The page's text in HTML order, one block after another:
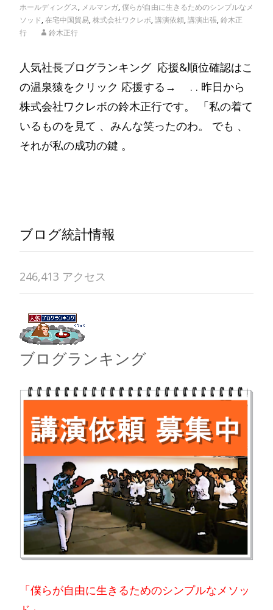
ホールディングス, メルマンガ,僕らが自由に生きるためのシンプルなメ
ソッド,在宅中国貿易,株式会社ワクレボ,講演依頼,講演出張,鈴木正
行
鈴木正行
人気社長ブログランキング 応援&順位確認はこ
の温泉猿をクリック 応援する→ . . 昨日から
株式会社ワクレボの鈴木正行です。 「私の着て
いるものを見て 、みんな笑ったのわ。 でも 、
それが私の成功の鍵 。
ブログ統計情報
246,413 アクセス
ブログランキング
「僕らが自由に生きるためのシンプルなメソッ